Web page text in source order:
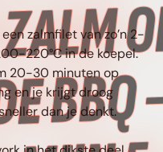
BBQ –
zalmfilet van zo’n 2-
220°C in de koepel.
20-30 minuten op
en je krijgt droog
dan je denkt.